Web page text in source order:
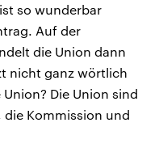
so wunderbar
Auf der
die Union dann
nicht ganz wörtlich
Die Union sind
Kommission und